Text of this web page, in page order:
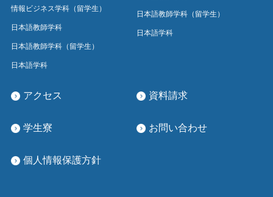
情報ビジネス学科（留学生）
日本語教師学科
日本語教師学科（留学生）
日本語学科
日本語教師学科（留学生）
日本語学科
アクセス
学生寮
個人情報保護方針
資料請求
お問い合わせ